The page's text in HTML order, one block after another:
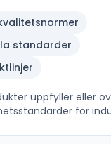
standarder
uppfyller eller
för